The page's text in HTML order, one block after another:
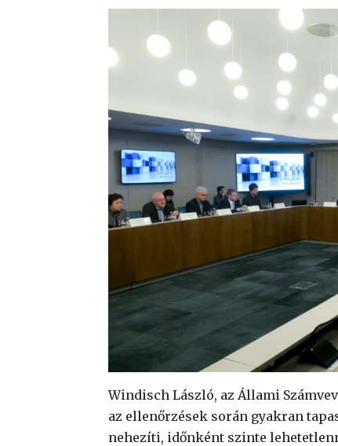
Windisch László, az Állami
az ellenőrzések során gyakran
nehezíti, időnként szinte